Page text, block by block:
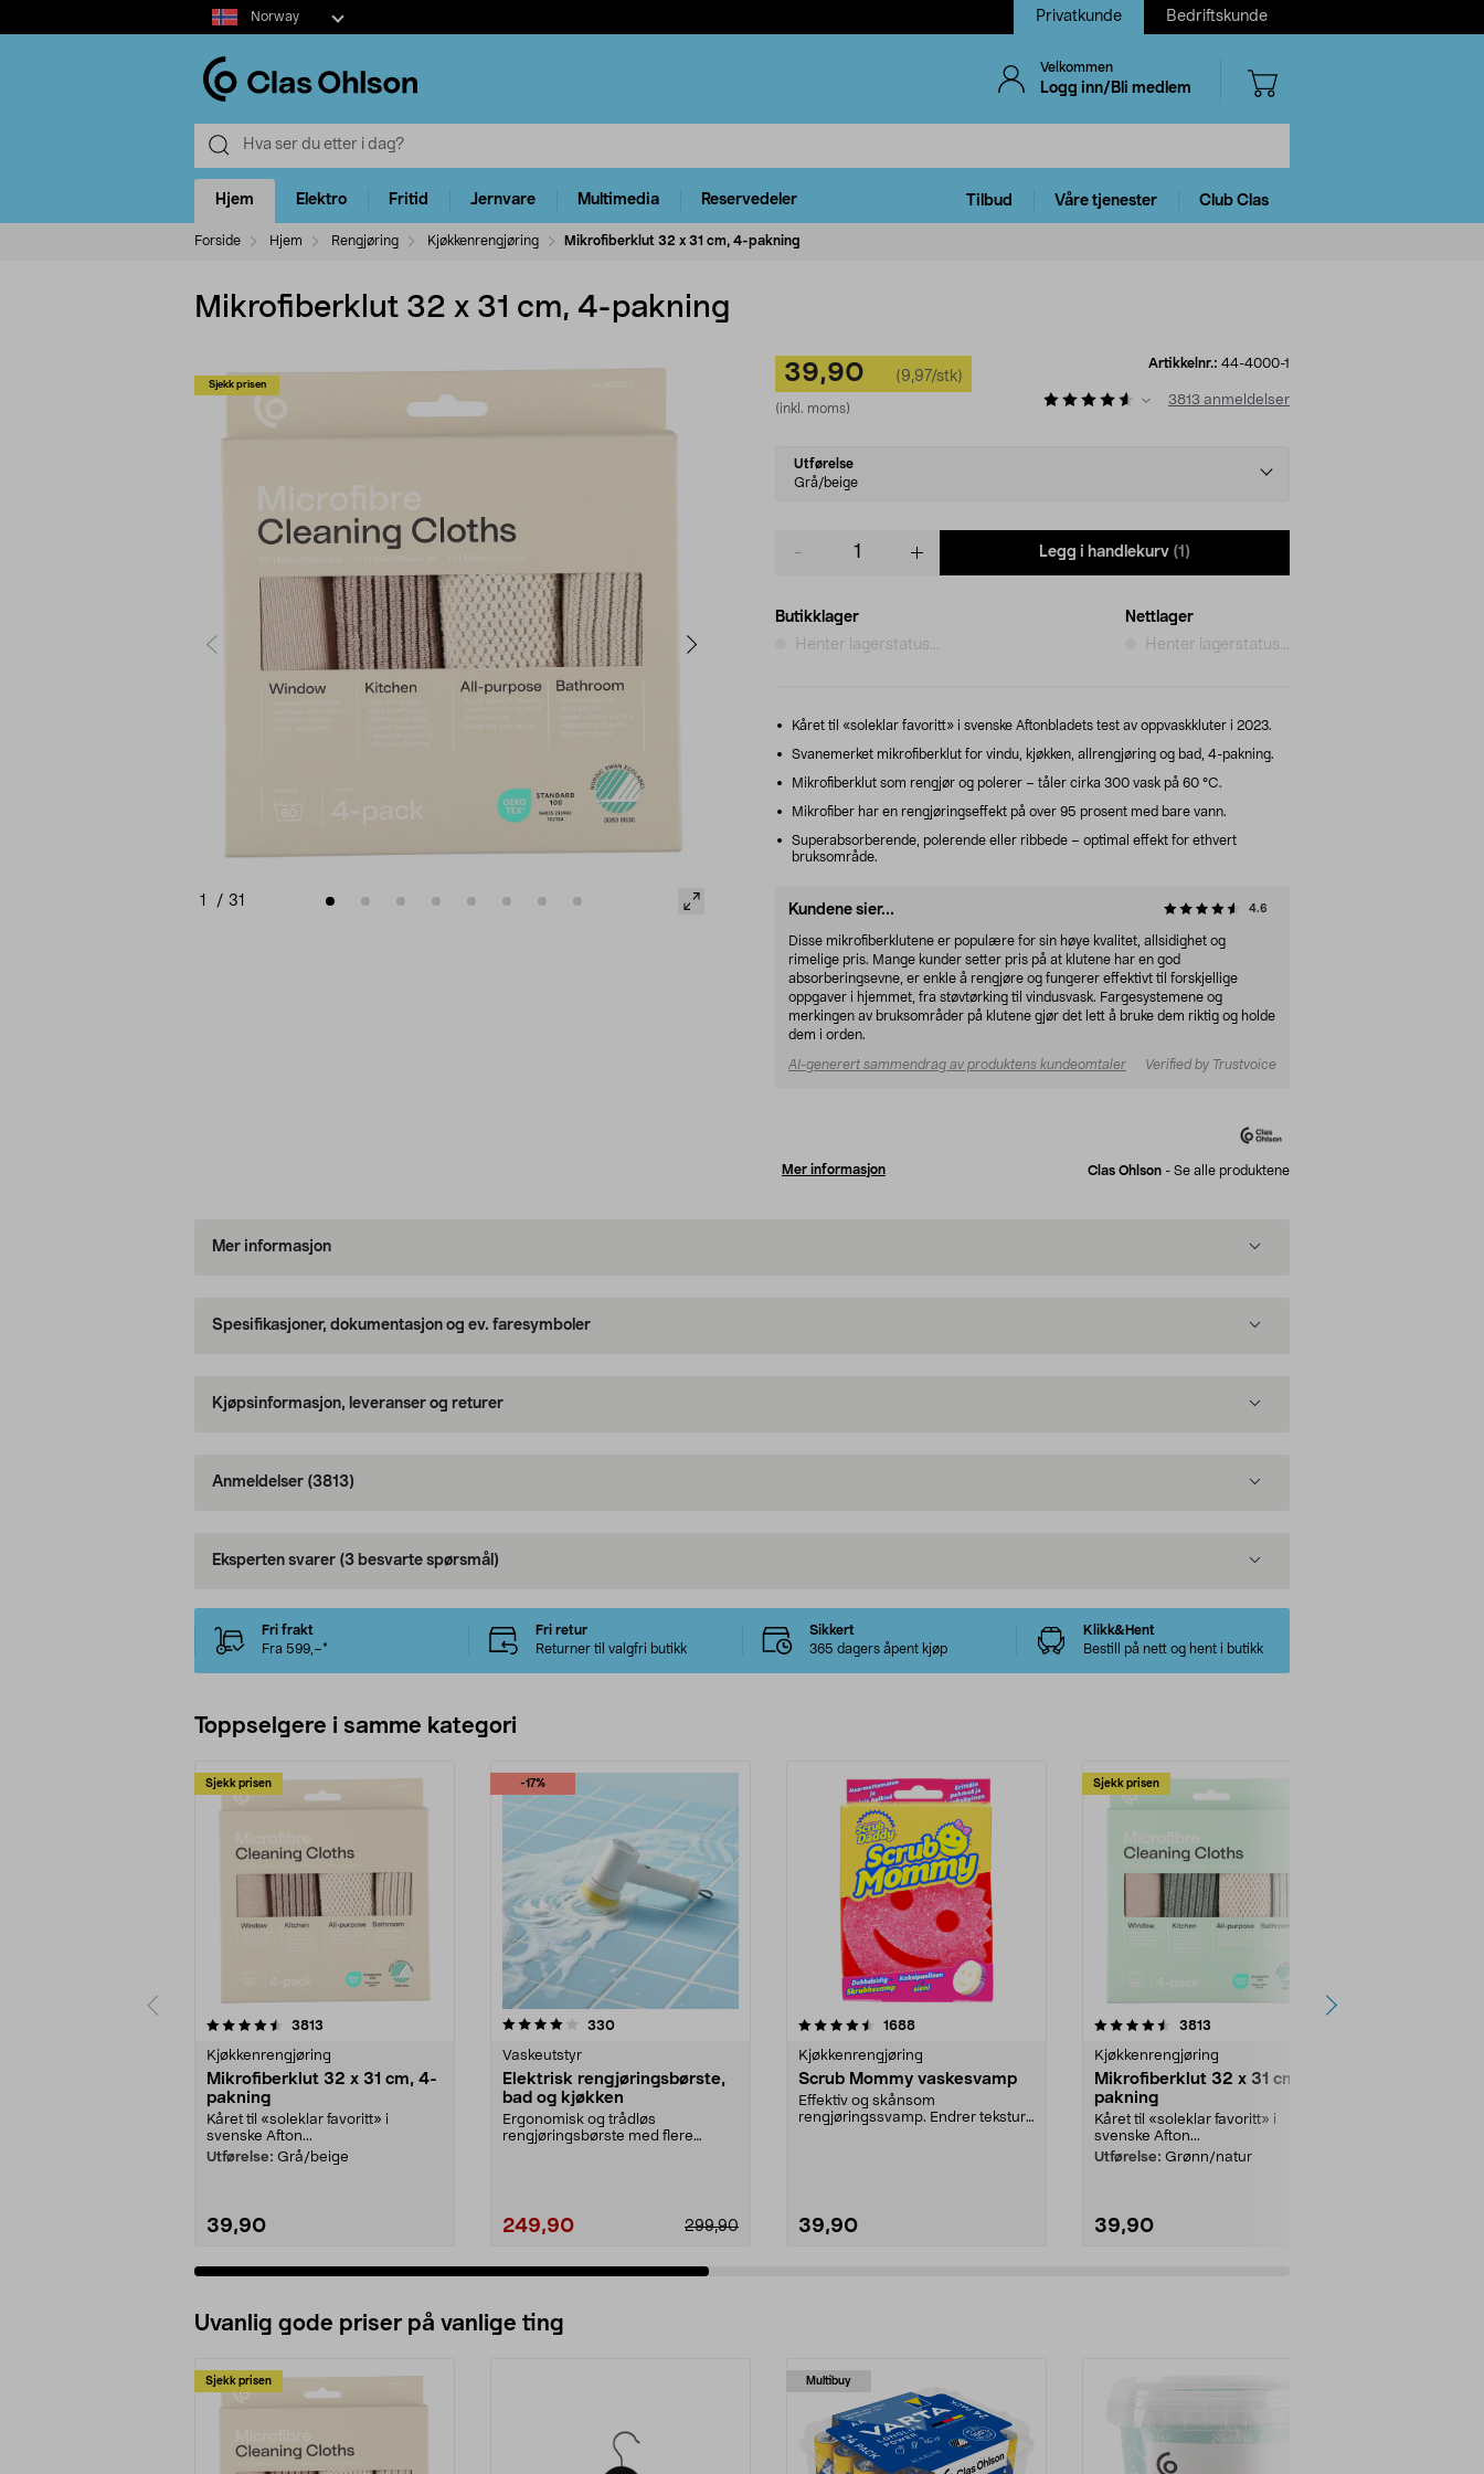
Select
market
Norway Privatkunde Bedriftskunde
Velkommen
Logg inn/Bli medlem
Hjem Elektro Fritid Jernvare Multimedia Reservedeler Tilbud Våre tjenester Club Clas
Forside Hjem Rengjøring Kjøkkenrengjøring Mikrofiberklut 32 x 31 cm, 4-pakning
Mikrofiberklut 32 x 31 cm, 4-pakning
Sjekk prisen
1 / 31
39,90 (9,97/stk)
(inkl. moms)
Artikkelnr.: 44-4000-1
3813 anmeldelser
Select
variant
Utførelse
Grå/beige
Legg i handlekurv (1)
Butikklager
Henter lagerstatus...
Nettlager
Henter lagerstatus...
Kåret til «soleklar favoritt» i svenske Aftonbladets test av oppvaskkluter i 2023.
Svanemerket mikrofiberklut for vindu, kjøkken, allrengjøring og bad, 4-pakning.
Mikrofiberklut som rengjør og polerer – tåler cirka 300 vask på 60 °C.
Mikrofiber har en rengjøringseffekt på over 95 prosent med bare vann.
Superabsorberende, polerende eller ribbede – optimal effekt for ethvert
bruksområde.
Kundene sier... 4.6
Disse mikrofiberklutene er populære for sin høye kvalitet, allsidighet og
rimelige pris. Mange kunder setter pris på at klutene har en god
absorberingsevne, er enkle å rengjøre og fungerer effektivt til forskjellige
oppgaver i hjemmet, fra støvtørking til vindusvask. Fargesystemene og
merkingen av bruksområder på klutene gjør det lett å bruke dem riktig og holde
dem i orden.
AI-generert sammendrag av produktens kundeomtaler Verified by Trustvoice
Mer informasjon Clas Ohlson - Se alle produktene
Mer informasjon
Spesifikasjoner, dokumentasjon og ev. faresymboler
Kjøpsinformasjon, leveranser og returer
Anmeldelser (3813)
Eksperten svarer (3 besvarte spørsmål)
Fri frakt
Fra 599,–*
Fri retur
Returner til valgfri butikk
Sikkert
365 dagers åpent kjøp
Klikk&Hent
Bestill på nett og hent i butikk
Toppselgere i samme kategori
Sjekk prisen
3813
Kjøkkenrengjøring
Mikrofiberklut 32 x 31 cm, 4-
pakning
Kåret til «soleklar favoritt» i
svenske Afton...
Utførelse: Grå/beige
39,90
-17%
4.0 av 5 stjerner 330anmeldelser
Vaskeutstyr
Elektrisk rengjøringsbørste,
bad og kjøkken
Ergonomisk og trådløs
rengjøringsbørste med flere
249,90 299,90
4.5 av 5 stjerner 1688anmeldelser
Kjøkkenrengjøring
Scrub Mommy vaskesvamp
Effektiv og skånsom
rengjøringssvamp. Endrer tekstur
39,90
Sjekk prisen
4.5 av 5 stjerner 3813
Kjøkkenrengjøring
Mikrofiberklut 32 x 31 cm, 4-
pakning
Kåret til «soleklar favoritt» i
svenske Afton...
Utførelse: Grønn/natur
39,90
4.5 av 5 stjerner
Uvanlig gode priser på vanlige ting
Sjekk prisen Multibuy